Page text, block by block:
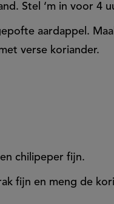
Stel ‘m in voor 4
aardappel.
verse koriander.
chilipeper fijn.
fijn en meng de